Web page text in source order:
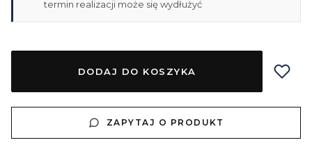
termin realizacji może się wydłużyć
DODAJ DO KOSZYKA
ZAPYTAJ O PRODUKT